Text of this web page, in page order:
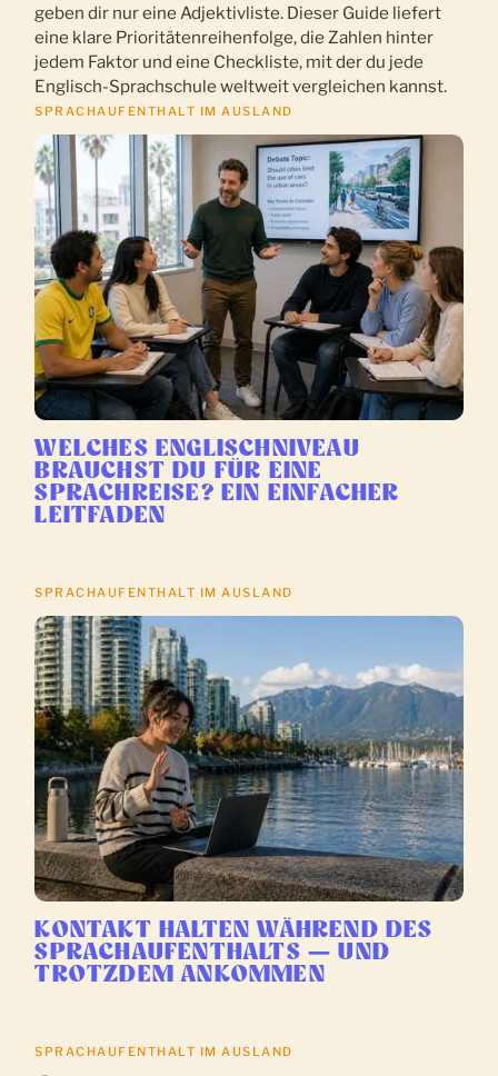
geben dir nur eine Adjektivliste. Dieser Guide liefert
eine klare Prioritätenreihenfolge, die Zahlen hinter
jedem Faktor und eine Checkliste, mit der du jede
Englisch-Sprachschule weltweit vergleichen kannst.
SPRACHAUFENTHALT IM AUSLAND
WELCHES ENGLISCHNIVEAU
BRAUCHST DU FÜR EINE
SPRACHREISE? EIN EINFACHER
LEITFADEN
SPRACHAUFENTHALT IM AUSLAND
KONTAKT HALTEN WÄHREND DES
SPRACHAUFENTHALTS — UND
TROTZDEM ANKOMMEN
SPRACHAUFENTHALT IM AUSLAND